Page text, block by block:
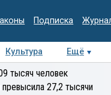
Подписка
Культура Ещё
Колумнисты
тысяч человек
27,2 тысячи